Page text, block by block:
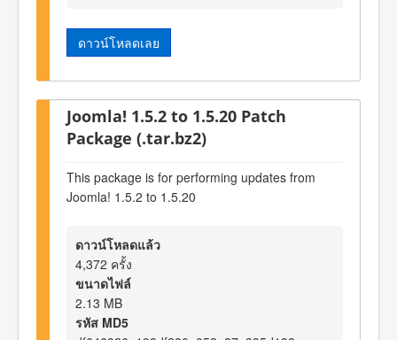
ดาวน์โหลดเลย
Joomla! 1.5.2 to 1.5.20 Patch
Package (.tar.bz2)
This package is for performing updates from
Joomla! 1.5.2 to 1.5.20
ดาวน์โหลดแล้ว
4,372 ครั้ง
ขนาดไฟล์
2.13 MB
รหัส MD5